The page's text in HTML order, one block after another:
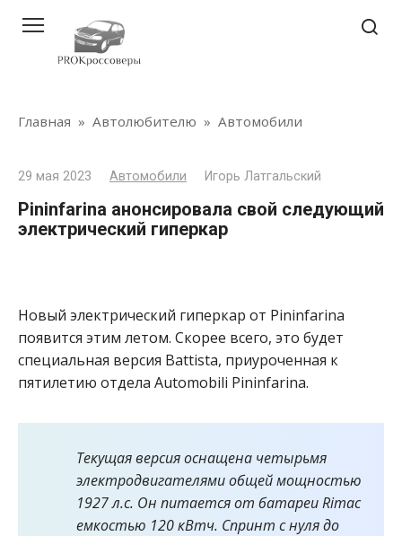
контенту
Главная » Автолюбителю » Автомобили
29 мая 2023 Автомобили Игорь Латгальский
Pininfarina анонсировала свой следующий
электрический гиперкар
Новый электрический гиперкар от Pininfarina
появится этим летом. Скорее всего, это будет
специальная версия Battista, приуроченная к
пятилетию отдела Automobili Pininfarina.
Текущая версия оснащена четырьмя
электродвигателями общей мощностью
1927 л.с. Он питается от батареи Rimac
емкостью 120 кВтч. Спринт с нуля до